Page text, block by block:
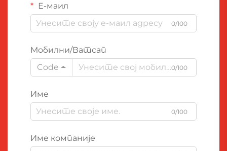
Е-маил
0/100
Мобилни/Ватсап
Code
0/100
Име
0/100
Име компаније